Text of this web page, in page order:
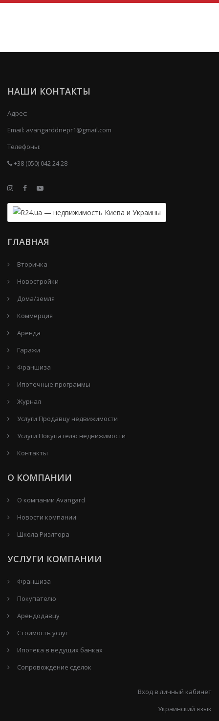
НАШИ КОНТАКТЫ
Адрес:
Email: avangarddnepr1@gmail.com
Телефоны:
+38 (050) 042 24 28
ГЛАВНАЯ
Вторичка
Новостройки
Дома/земля
Коммерция
Аренда
Гаражи
Франшиза
Ипотечные программы
Журнал
Услуги Продавцу недвижимости
Услуги Покупателю недвижимости
Контакты
О КОМПАНИИ
О компании Avangard
Новости компании
Школа Риэлтора
УСЛУГИ КОМПАНИИ
Франшиза
Покупателю
Арендодавцу
Стоимость услуг
Ипотека в ведущих банках
Сопровождение сделок
Вход в личный кабинет
Украинский язык